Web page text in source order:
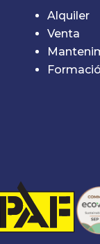
Alquiler
Venta